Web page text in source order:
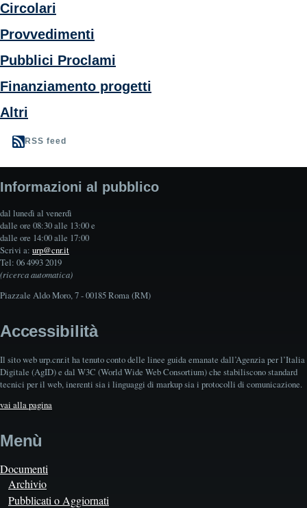
Circolari
Provvedimenti
Pubblici Proclami
Finanziamento progetti
Altri
RSS feed
Informazioni al pubblico
dal lunedì al venerdì
dalle ore 08:30 alle 13:00 e
dalle ore 14:00 alle 17:00
Scrivi a: urp@cnr.it
Tel: 06 4993 2019
(ricerca automatica)
Piazzale Aldo Moro, 7 - 00185 Roma (RM)
Accessibilità
Il sito web urp.cnr.it ha tenuto conto delle linee guida emanate dall’Agenzia per l’Italia
Digitale (AgID) e dal W3C (World Wide Web Consortium) che stabiliscono standard
tecnici per il web, inerenti sia i linguaggi di markup sia i protocolli di comunicazione.
vai alla pagina
Menù
Documenti
Archivio
Pubblicati o Aggiornati